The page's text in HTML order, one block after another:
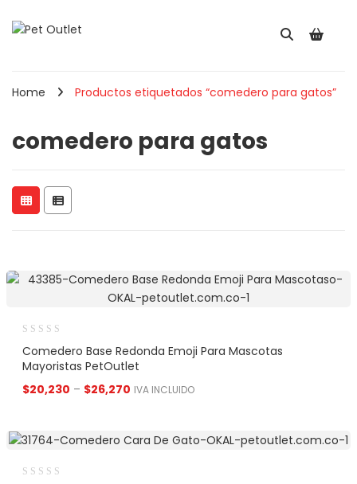
Home Productos etiquetados “comedero para gatos”
comedero para gatos
Comedero Base Redonda Emoji Para Mascotas
Mayoristas PetOutlet
$20,230 – $26,270 IVA INCLUIDO